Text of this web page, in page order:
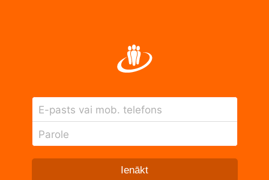
E-pasts vai mob. telefons
Parole
Ienākt